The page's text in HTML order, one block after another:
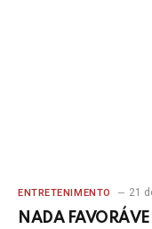
ENTRETENIMENTO 21
NADA